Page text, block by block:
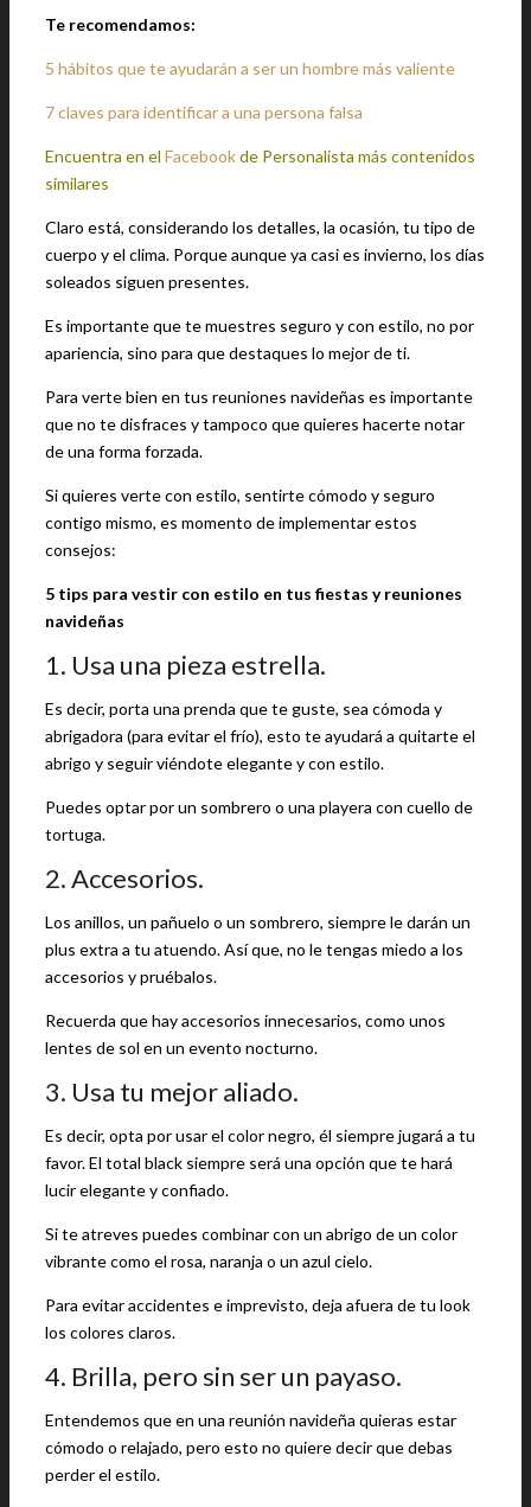
Te recomendamos:
5 hábitos que te ayudarán a ser un hombre más valiente
7 claves para identificar a una persona falsa
Encuentra en el Facebookde Personalista más contenidos
similares
Claro está, considerando los detalles, la ocasión, tu tipo de
cuerpo y el clima. Porque aunque ya casi es invierno, los días
soleados siguen presentes.
Es importante que te muestres seguro y con estilo, no por
apariencia, sino para que destaques lo mejor de ti.
Para verte bien en tus reuniones navideñas es importante
que no te disfraces y tampoco que quieres hacerte notar
de una forma forzada.
Si quieres verte con estilo, sentirte cómodo y seguro
contigo mismo, es momento de implementar estos
consejos:
5 tips para vestir con estilo en tus fiestas y reuniones
navideñas
1. Usa una pieza estrella.
Es decir, porta una prenda que te guste, sea cómoda y
abrigadora (para evitar el frío), esto te ayudará a quitarte el
abrigo y seguir viéndote elegante y con estilo.
Puedes optar por un sombrero o una playera con cuello de
tortuga.
2. Accesorios.
Los anillos, un pañuelo o un sombrero, siempre le darán un
plus extra a tu atuendo. Así que, no le tengas miedo a los
accesorios y pruébalos.
Recuerda que hay accesorios innecesarios, como unos
lentes de sol en un evento nocturno.
3. Usa tu mejor aliado.
Es decir, opta por usar el color negro, él siempre jugará a tu
favor. El total black siempre será una opción que te hará
lucir elegante y confiado.
Si te atreves puedes combinar con un abrigo de un color
vibrante como el rosa, naranja o un azul cielo.
Para evitar accidentes e imprevisto, deja afuera de tu look
los colores claros.
4. Brilla, pero sin ser un payaso.
Entendemos que en una reunión navideña quieras estar
cómodo o relajado, pero esto no quiere decir que debas
perder el estilo.